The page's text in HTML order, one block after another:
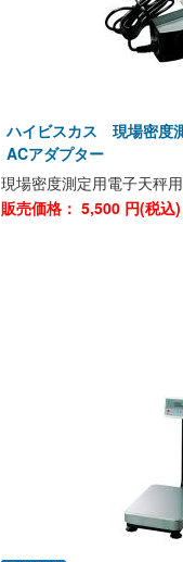
ハイビスカス 現場密
ACアダプター
現場密度測定用電子天秤
販売価格： 5,500 円(税